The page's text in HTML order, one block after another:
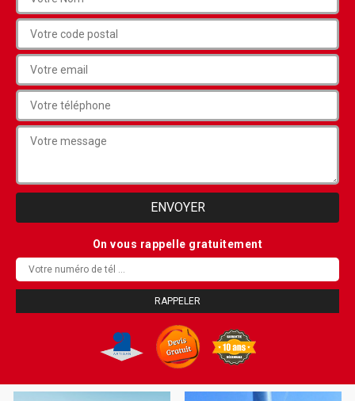
On vous rappelle gratuitement